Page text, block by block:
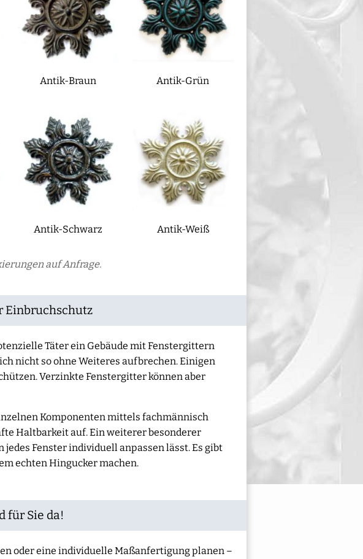
Antik-Braun Antik-Grün
Antik-Schwarz Antik-Weiß
auf Anfrage.
Einbruchschutz
Täter ein Gebäude mit Fenstergittern
nicht so ohne Weiteres aufbrechen. Einigen
Verzinkte Fenstergitter können aber
Komponenten mittels fachmännisch
Haltbarkeit auf. Ein weiterer besonderer
Fenster individuell anpassen lässt. Es gibt
echten Hingucker machen.
für Sie da!
oder eine individuelle Maßanfertigung planen –